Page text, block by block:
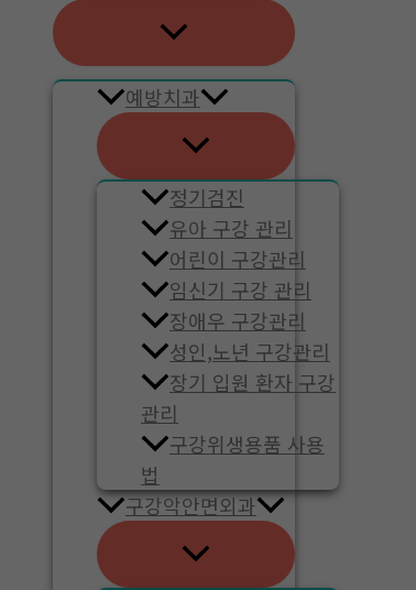
예방치과
정기검진
유아 구강 관리
어린이 구강관리
임신기 구강 관리
장애우 구강관리
성인,노년 구강관리
장기 입원 환자 구강
관리
구강위생용품 사용
법
구강악안면외과